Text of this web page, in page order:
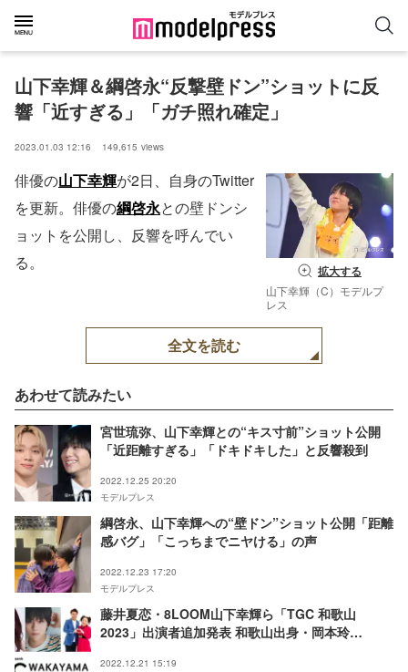
山下幸輝＆綱啓永“反撃壁ドン”ショットに反
響「近すぎる」「ガチ照れ確定」
2023.01.03 12:16 149,615 views
拡大する
山下幸輝（C）モデルプ
レス
俳優の山下幸輝が2日、自身のTwitter
を更新。俳優の綱啓永との壁ドンシ
ョットを公開し、反響を呼んでい
る。
全文を読む
あわせて読みたい
宮世琉弥、山下幸輝との“キス寸前”ショット公開
「近距離すぎる」「ドキドキした」と反響殺到
2022.12.25 20:20
モデルプレス
綱啓永、山下幸輝への“壁ドン”ショット公開「距離
感バグ」「こっちまでニヤける」の声
2022.12.23 17:20
モデルプレス
藤井夏恋・8LOOM山下幸輝ら「TGC 和歌山
2023」出演者追加発表 和歌山出身・岡本玲
2022.12.21 15:19